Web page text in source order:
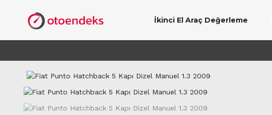
İkinci El Araç Değerleme